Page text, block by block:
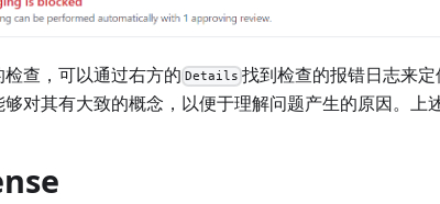
查，可以通过右方的 Details 找到检查的报错日志来
对其有大致的概念，以便于理解问题产生的原因。上